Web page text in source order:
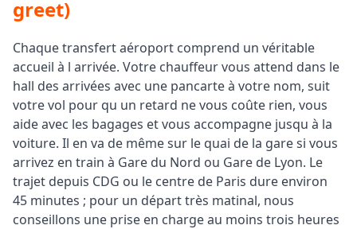
greet)
Chaque transfert aéroport comprend un véritable
accueil à l arrivée. Votre chauffeur vous attend dans le
hall des arrivées avec une pancarte à votre nom, suit
votre vol pour qu un retard ne vous coûte rien, vous
aide avec les bagages et vous accompagne jusqu à la
voiture. Il en va de même sur le quai de la gare si vous
arrivez en train à Gare du Nord ou Gare de Lyon. Le
trajet depuis CDG ou le centre de Paris dure environ
45 minutes ; pour un départ très matinal, nous
conseillons une prise en charge au moins trois heures